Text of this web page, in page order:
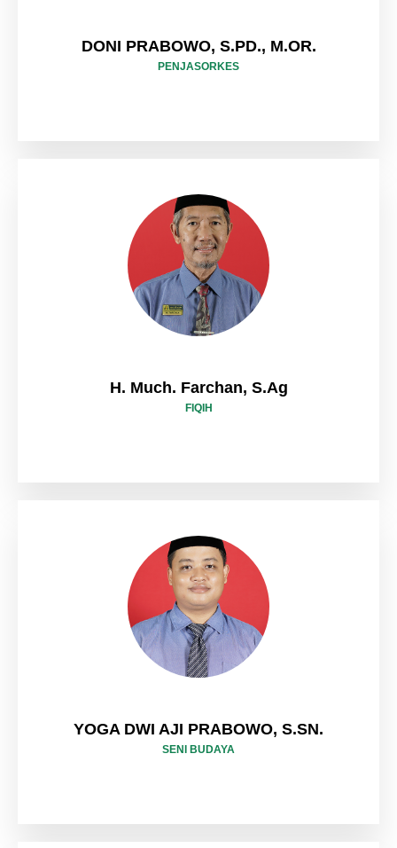
DONI PRABOWO, S.PD., M.OR.
PENJASORKES
H. Much. Farchan, S.Ag
FIQIH
YOGA DWI AJI PRABOWO, S.SN.
SENI BUDAYA